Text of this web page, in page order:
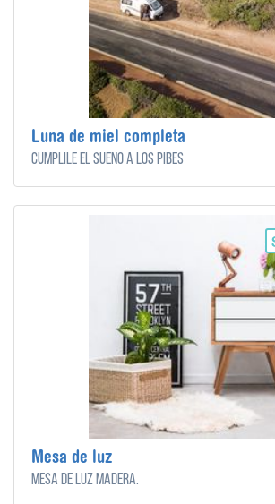
Luna de miel completa
Cumplile el sueño a los pibes
Mesa de luz
Mesa de luz madera.